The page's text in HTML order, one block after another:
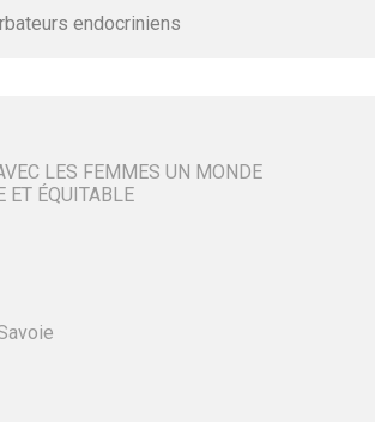
endocriniens
LES FEMMES UN MONDE
ET ÉQUITABLE